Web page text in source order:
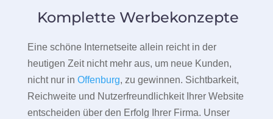
Komplette Werbekonzepte
Eine schöne Internetseite allein reicht in der
heutigen Zeit nicht mehr aus, um neue Kunden,
nicht nur in Offenburg, zu gewinnen. Sichtbarkeit,
Reichweite und Nutzerfreundlichkeit Ihrer Website
entscheiden über den Erfolg Ihrer Firma. Unser